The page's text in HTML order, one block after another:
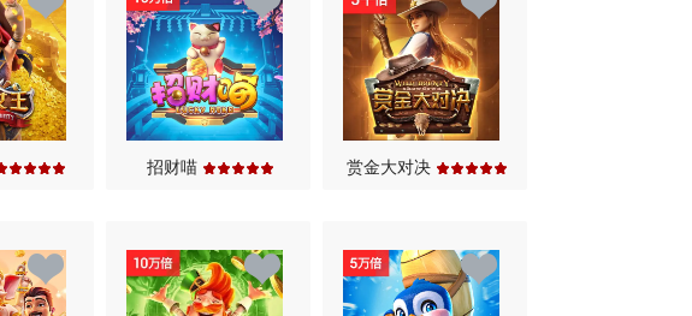
招财喵 赏金大对决